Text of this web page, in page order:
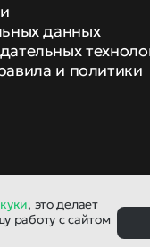
данных
и политики
куки, это делает
работу с сайтом